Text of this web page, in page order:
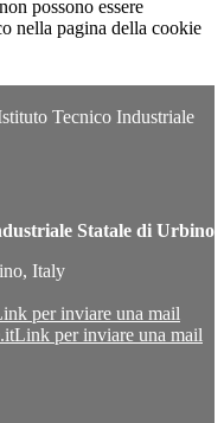
possono essere
nella pagina della cookie
Tecnico Industriale
Statale di Urbino
Italy
per inviare una mail
Link per inviare una mail